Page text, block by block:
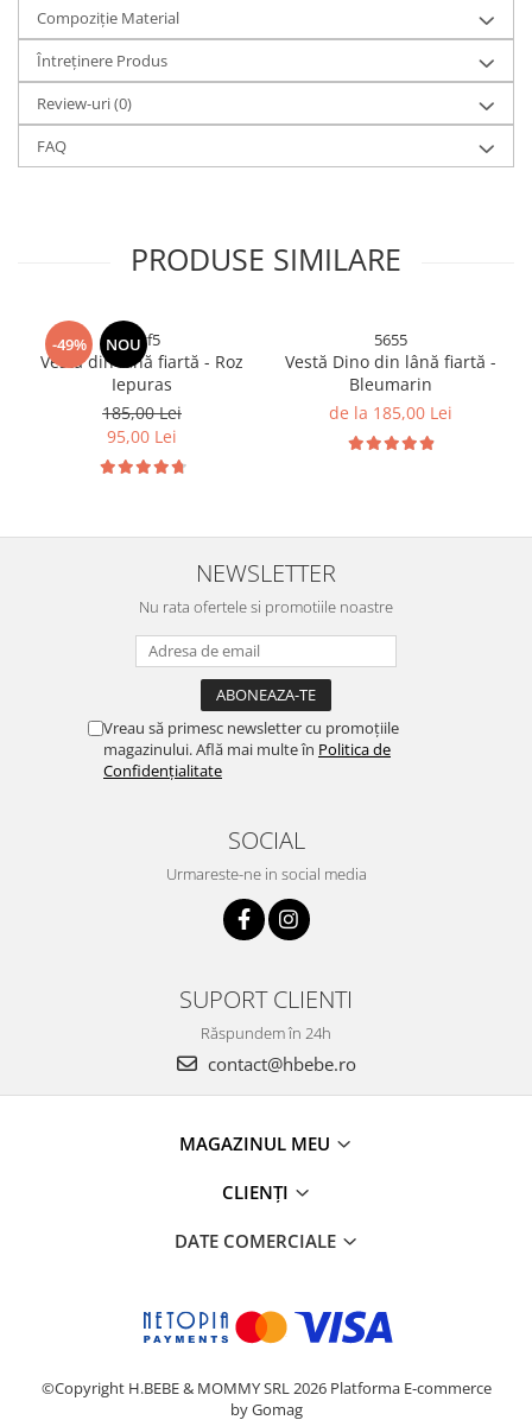
Compoziție Material
Întreținere Produs
Review-uri(0)
FAQ
PRODUSE SIMILARE
-49% NOUhtgf5
Vestă din lână fiartă - Roz
Iepuras
185,00 Lei
95,00 Lei
5655
Vestă Dino din lână fiartă -
Bleumarin
de la 185,00 Lei
NEWSLETTER
Nu rata ofertele si promotiile noastre
Vreau să primesc newsletter cu promoțiile
magazinului. Află mai multe în Politica de
Confidențialitate
SOCIAL
Urmareste-ne in social media
SUPORT CLIENTI
Răspundem în 24h
contact@hbebe.ro
MAGAZINUL MEU
CLIENȚI
DATE COMERCIALE
©Copyright H.BEBE & MOMMY SRL 2026 Platforma E-commerce
by Gomag